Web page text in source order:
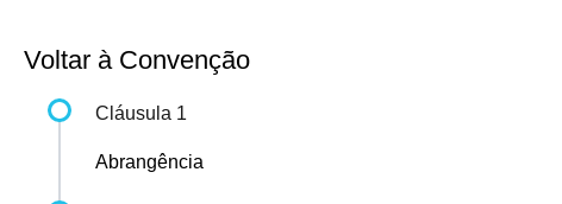
Voltar à Convenção
Cláusula 1
Abrangência